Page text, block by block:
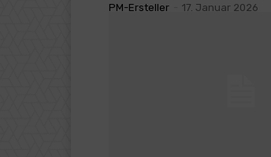
PM-Ersteller 17. Januar 2026